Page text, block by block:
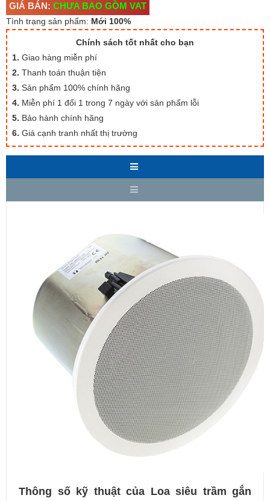
GIÁ BÁN: CHƯA BAO GỒM VAT
Tình trạng sản phẩm: Mới 100%
Chính sách tốt nhất cho bạn
1. Giao hàng miễn phí
2. Thanh toán thuận tiện
3. Sản phẩm 100% chính hãng
4. Miễn phí 1 đổi 1 trong 7 ngày với sản phẩm lỗi
5. Bảo hành chính hãng
6. Giá cạnh tranh nhất thị trường
Thông số kỹ thuật của Loa siêu trầm gắn